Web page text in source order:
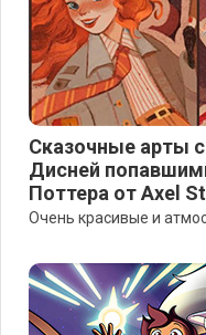
Сказочные арты
Дисней
Поттера от Axel
Очень красивые и